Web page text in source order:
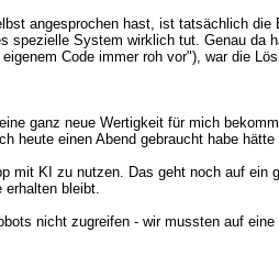
angesprochen hast, ist tatsächlich
spezielle System wirklich tut. Genau da
Code immer roh vor"), war die
ganz neue Wertigkeit für mich
heute einen Abend gebraucht habe
mit KI zu nutzen. Das geht noch auf ein
erhalten bleibt.
nicht zugreifen - wir mussten auf